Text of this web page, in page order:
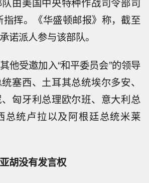
指挥。《华盛顿邮报》称，截至
诺派人参与该部队。
他受邀加入“和平委员会”的领导
塞西、土耳其总统埃尔多安、
匈牙利总理欧尔班、意大利总
总统卢拉以及阿根廷总统米莱
胡没有发言权